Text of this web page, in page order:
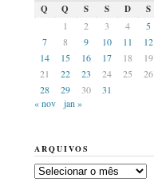
Q Q S S D S
1
2 3 4 5
7
8 9 10 11 12
14
15 16 17 18 19
21
22 23 24 25 26
28
29 30
31
« nov
jan »
ARQUIVOS
Arquivos